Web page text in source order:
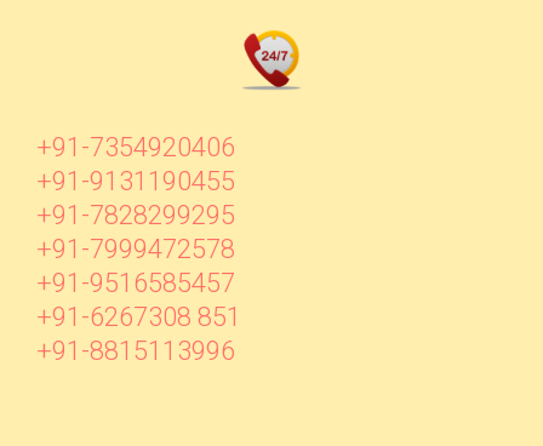
+91-7354920406
+91-9131190455
+91-7828299295
+91-7999472578
+91-9516585457
+91-6267308 851
+91-8815113996